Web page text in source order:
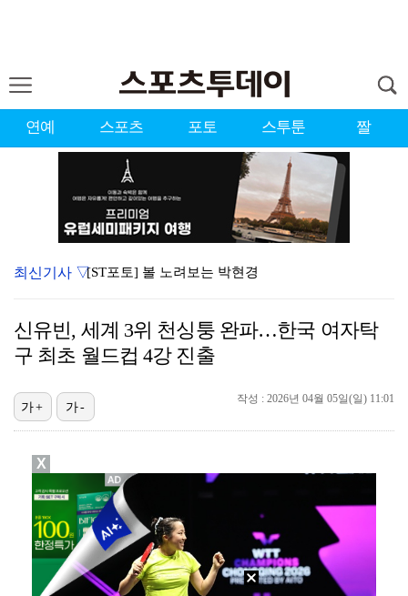
연예 스포츠 포토 스투툰 짤
[ST포토] 볼 노려보는 박현경
[ST포토] 박현경, 가벼운 발걸음
[ST포토] 홍진영2, 버디 성공
이민규, KPGA 데이비드골프 투어 15회 대회 우승……
[ST포토] 김민선7, 타구 확인
[ST포토] 김민선7, 라인 확인
[ST포토] 박현경, 힘찬 세컨샷
최신기사 ▽
신유빈, 세계 3위 천싱퉁 완파…한국 여자탁
구 최초 월드컵 4강 진출
작성 : 2026년 04월 05일(일) 11:01
가+ 가-
X